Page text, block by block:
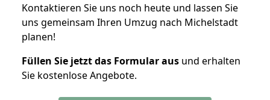
Kontaktieren Sie uns noch heute und lassen Sie
uns gemeinsam Ihren Umzug nach Michelstadt
planen!
Füllen Sie jetzt das Formular aus und erhalten
Sie kostenlose Angebote.